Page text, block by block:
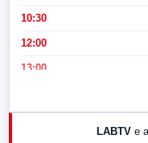
10:30
12:00
13:00
LABTV e